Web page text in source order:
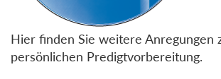
Hier finden Sie weitere Anregungen
persönlichen Predigtvorbereitung.